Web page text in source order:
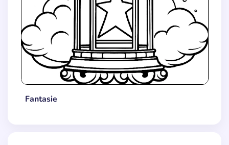
Fantasie